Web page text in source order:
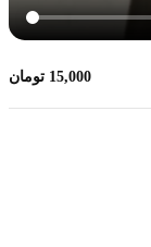
15,000 تومان